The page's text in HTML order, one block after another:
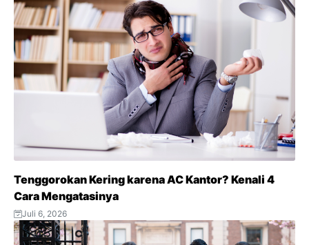
Tenggorokan Kering karena AC Kantor? Kenali 4
Cara Mengatasinya
Juli 6, 2026